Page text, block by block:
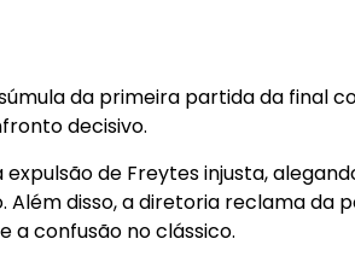
da primeira partida da final
decisivo.
de Freytes injusta,
disso, a diretoria reclama da
a confusão no clássico.